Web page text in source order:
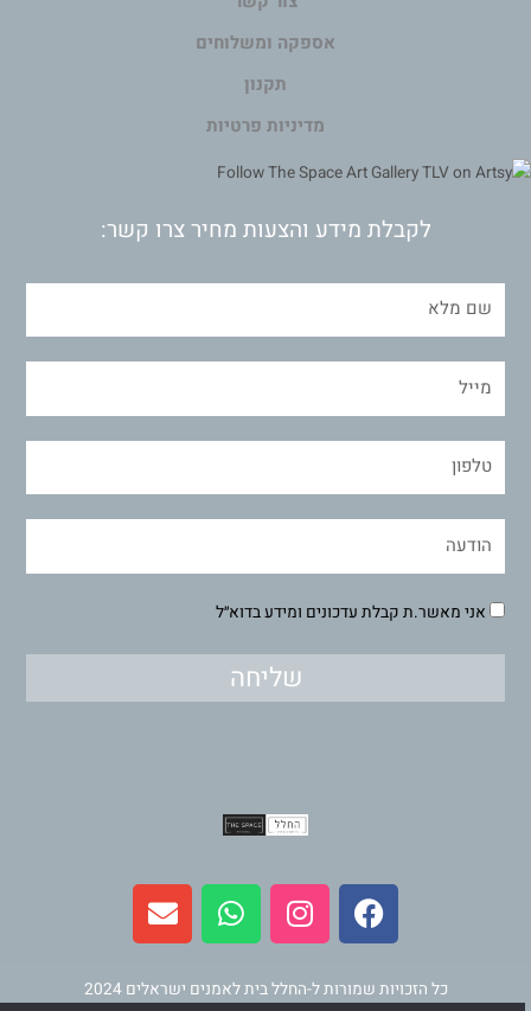
אספקה ומשלוחים
תקנון
מדיניות פרטיות
לקבלת מידע והצעות מחיר צרו קשר:
אני מאשר.ת קבלת עדכונים ומידע בדוא״ל
שליחה
F
a
c
b
I
n
s
a
W
h
a
s
E
n
v
l
כל הזכויות שמורות ל-החלל בית לאמנים ישראלים 2024